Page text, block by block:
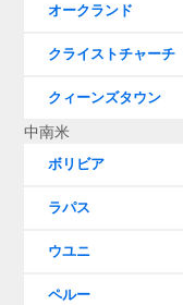
オークランド
クライストチャーチ
クィーンズタウン
中南米
ボリビア
ラパス
ウユニ
ペルー